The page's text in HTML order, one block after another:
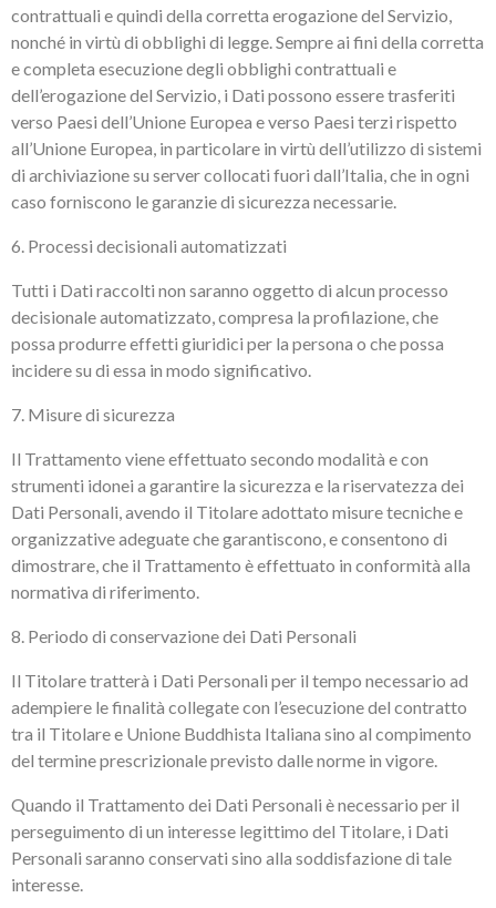
contrattuali e quindi della corretta erogazione del Servizio,
nonché in virtù di obblighi di legge. Sempre ai fini della corretta
e completa esecuzione degli obblighi contrattuali e
dell’erogazione del Servizio, i Dati possono essere trasferiti
verso Paesi dell’Unione Europea e verso Paesi terzi rispetto
all’Unione Europea, in particolare in virtù dell’utilizzo di sistemi
di archiviazione su server collocati fuori dall’Italia, che in ogni
caso forniscono le garanzie di sicurezza necessarie.
6. Processi decisionali automatizzati
Tutti i Dati raccolti non saranno oggetto di alcun processo
decisionale automatizzato, compresa la profilazione, che
possa produrre effetti giuridici per la persona o che possa
incidere su di essa in modo significativo.
7. Misure di sicurezza
Il Trattamento viene effettuato secondo modalità e con
strumenti idonei a garantire la sicurezza e la riservatezza dei
Dati Personali, avendo il Titolare adottato misure tecniche e
organizzative adeguate che garantiscono, e consentono di
dimostrare, che il Trattamento è effettuato in conformità alla
normativa di riferimento.
8. Periodo di conservazione dei Dati Personali
Il Titolare tratterà i Dati Personali per il tempo necessario ad
adempiere le finalità collegate con l’esecuzione del contratto
tra il Titolare e Unione Buddhista Italiana sino al compimento
del termine prescrizionale previsto dalle norme in vigore.
Quando il Trattamento dei Dati Personali è necessario per il
perseguimento di un interesse legittimo del Titolare, i Dati
Personali saranno conservati sino alla soddisfazione di tale
interesse.